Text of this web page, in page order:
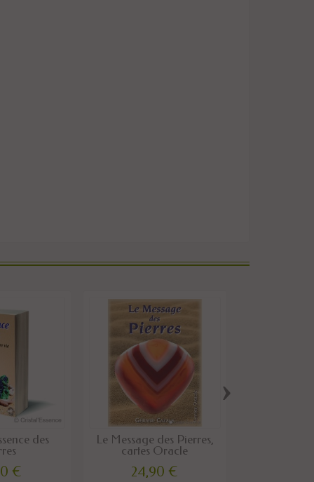
des
€
Le Message des Pierres,
cartes Oracle
24,90 €
›